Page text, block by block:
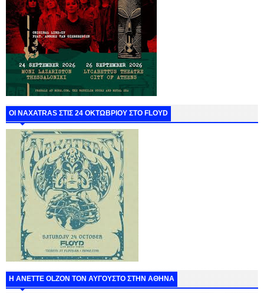
ΟΙ NAXATRAS ΣΤΙΣ 24 ΟΚΤΩΒΡΙΟΥ ΣΤΟ FLOYD
Η ANETTE OLZON ΤΟΝ ΑΥΓΟΥΣΤΟ ΣΤΗΝ ΑΘΗΝΑ